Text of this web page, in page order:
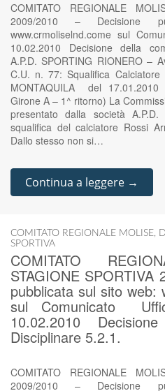
COMITATO REGIONALE
2009/2010 – Decisione
www.crmoliselnd.come sul
10.02.2010 Decisione della
A.P.D. SPORTING RIONERO –
C.U. n. 77: Squalifica Calciatore
MONTAQUILA del
Girone A – 1^ ritorno) La
presentato dalla società
squalifica del calciatore Rossi
Dallo stesso non si…
Continua a leggere →
COMITATO REGIONALE MOLISE,
SPORTIVA
COMITATO
STAGIONE SPORTIVA
pubblicata sul sito web:
sul Comunicato
10.02.2010
Disciplinare 5.2.1.
COMITATO REGIONALE
2009/2010 – Decisione